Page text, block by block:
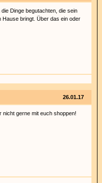
Dinge begutachten, die sein
bringt. Über das ein oder
26.01.17
nicht gerne mit euch shoppen!